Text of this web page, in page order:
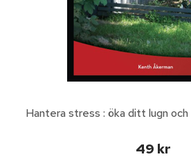
Hantera stress : öka ditt lugn
49 kr